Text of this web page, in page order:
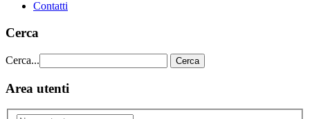
Contatti
Cerca
Cerca... Cerca
Area utenti